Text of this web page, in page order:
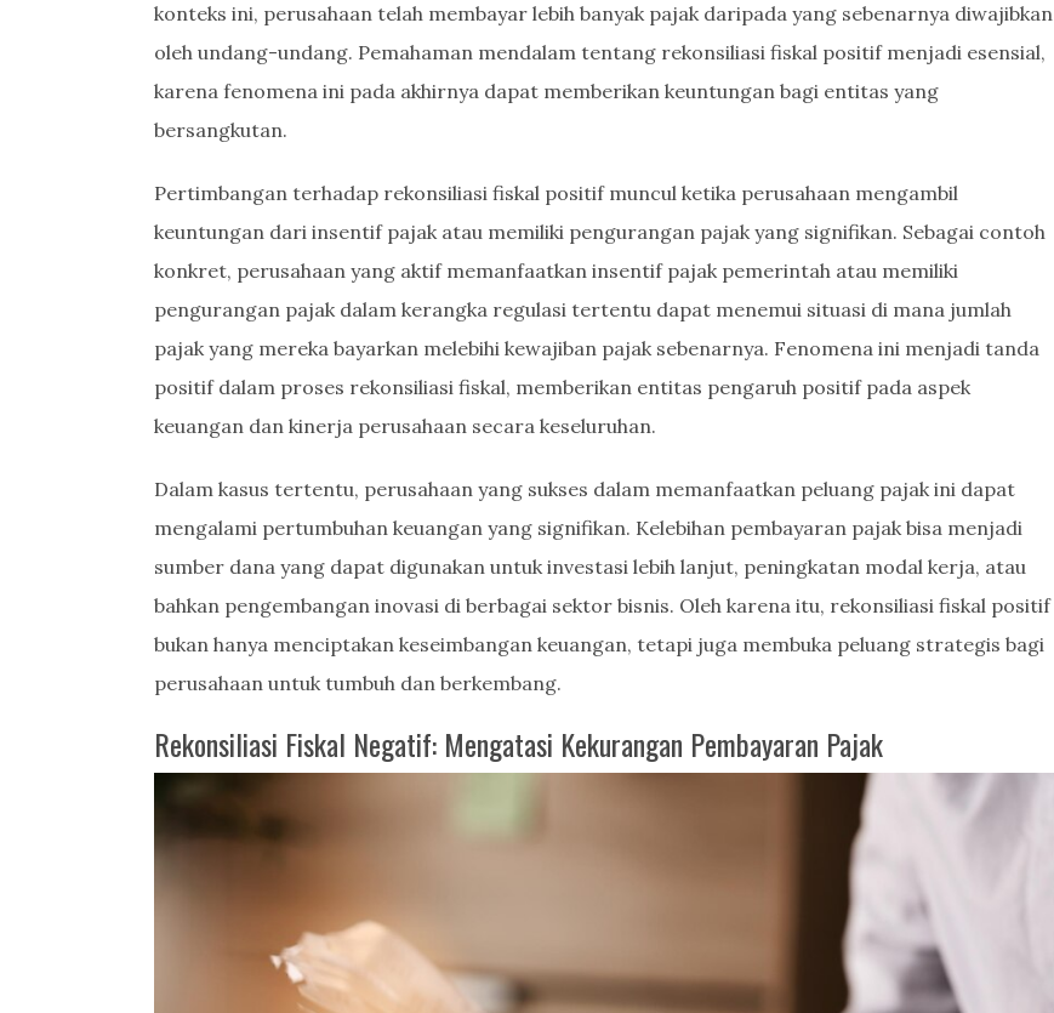
konteks ini, perusahaan telah membayar lebih banyak pajak daripada yang sebenarnya diwajibkan
oleh undang-undang. Pemahaman mendalam tentang rekonsiliasi fiskal positif menjadi esensial,
karena fenomena ini pada akhirnya dapat memberikan keuntungan bagi entitas yang
bersangkutan.
Pertimbangan terhadap rekonsiliasi fiskal positif muncul ketika perusahaan mengambil
keuntungan dari insentif pajak atau memiliki pengurangan pajak yang signifikan. Sebagai contoh
konkret, perusahaan yang aktif memanfaatkan insentif pajak pemerintah atau memiliki
pengurangan pajak dalam kerangka regulasi tertentu dapat menemui situasi di mana jumlah
pajak yang mereka bayarkan melebihi kewajiban pajak sebenarnya. Fenomena ini menjadi tanda
positif dalam proses rekonsiliasi fiskal, memberikan entitas pengaruh positif pada aspek
keuangan dan kinerja perusahaan secara keseluruhan.
Dalam kasus tertentu, perusahaan yang sukses dalam memanfaatkan peluang pajak ini dapat
mengalami pertumbuhan keuangan yang signifikan. Kelebihan pembayaran pajak bisa menjadi
sumber dana yang dapat digunakan untuk investasi lebih lanjut, peningkatan modal kerja, atau
bahkan pengembangan inovasi di berbagai sektor bisnis. Oleh karena itu, rekonsiliasi fiskal positif
bukan hanya menciptakan keseimbangan keuangan, tetapi juga membuka peluang strategis bagi
perusahaan untuk tumbuh dan berkembang.
Rekonsiliasi Fiskal Negatif: Mengatasi Kekurangan Pembayaran Pajak